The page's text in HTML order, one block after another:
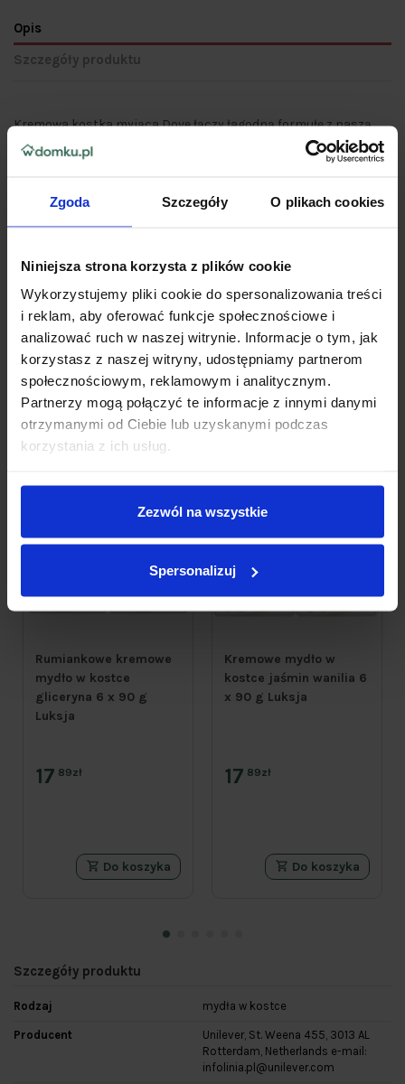
Zgoda Szczegóły O plikach cookies
Niniejsza strona korzysta z plików cookie
Wykorzystujemy pliki cookie do spersonalizowania treści
i reklam, aby oferować funkcje społecznościowe i
analizować ruch w naszej witrynie. Informacje o tym, jak
korzystasz z naszej witryny, udostępniamy partnerom
społecznościowym, reklamowym i analitycznym.
Partnerzy mogą połączyć te informacje z innymi danymi
otrzymanymi od Ciebie lub uzyskanymi podczas
korzystania z ich usług.
Zezwól na wszystkie
Spersonalizuj
Opis
Szczegóły produktu
Kremowa kostka myjąca Dove łączy łagodną formułę z naszą
ikoniczną zawartością ¼ kremu nawilżającego, by Twoja skóra
była bardziej gładka, miękka i zdrowo wyglądająca. Nic nie równa
możesz cieszyć się nią codziennie i dbać o nią już w trakcie
Kernelate, Glycerin, Parfum, Sodium Chloride, Propylene Glycol,
Zinc Oxide, Tetrasodium EDTA, Tetrasodium Etidronate, Alpha-
Isomethyl Ionone, Citronellol, Coumarin, Hexyl Cinnamal,
Limonene, Linalool, Cl 14700, Cl 17200, Cl 77891.
Zobacz także
Rumiankowe kremowe
mydło w kostce
gliceryna 6 x 90 g
Luksja
17 89zł
Do koszyka
Kremowe mydło w
kostce jaśmin wanilia 6
x 90 g Luksja
17 89zł
Do koszyka
Szczegóły produktu
Rodzaj mydła w kostce
Producent
Unilever, St. Weena 455, 3013 AL
Rotterdam, Netherlands e-mail:
infolinia.pl@unilever.com